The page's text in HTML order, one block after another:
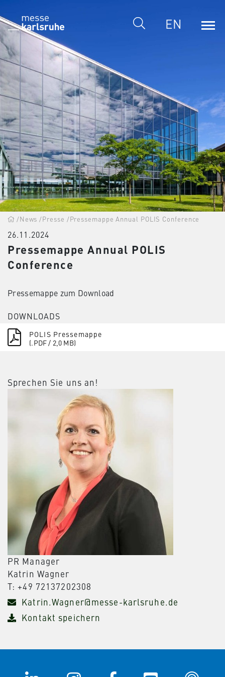
EN
/News/Presse /Pressemappe Annual POLIS Conference
26.11.2024
Pressemappe Annual POLIS
Conference
Pressemappe zum Download
DOWNLOADS
POLIS Pressemappe
(.PDF / 2,0 MB)
Sprechen Sie uns an!
PR Manager
Katrin Wagner
T: +49 72137202308
Katrin.Wagner@messe-karlsruhe.de
Kontakt speichern